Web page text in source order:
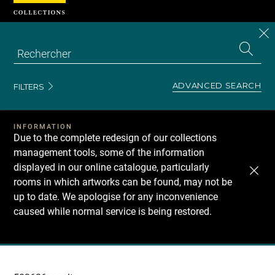
FILTERS ADVANCED SEARCH
INFORMATION
Due to the complete redesign of our collections
management tools, some of the information
displayed in our online catalogue, particularly
rooms in which artworks can be found, may not be
up to date. We apologise for any inconvenience
caused while normal service is being restored.
Recherche
Cookies management panel